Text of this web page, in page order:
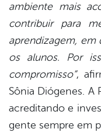
ambiente mais
contribuir para
aprendizagem, em
os alunos. Por
compromisso”,
Sônia Diógenes. A
acreditando e
gente sempre em